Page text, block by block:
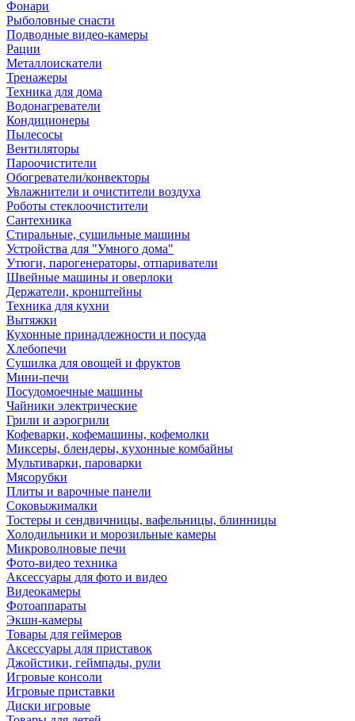
Фонари
Рыболовные снасти
Подводные видео-камеры
Рации
Металлоискатели
Тренажеры
Техника для дома
Водонагреватели
Кондиционеры
Пылесосы
Вентиляторы
Пароочистители
Обогреватели/конвекторы
Увлажнители и очистители воздуха
Роботы стеклоочистители
Сантехника
Стиральные, сушильные машины
Устройства для "Умного дома"
Утюги, парогенераторы, отпариватели
Швейные машины и оверлоки
Держатели, кронштейны
Техника для кухни
Вытяжки
Кухонные принадлежности и посуда
Хлебопечи
Сушилка для овощей и фруктов
Мини-печи
Посудомоечные машины
Чайники электрические
Грили и аэрогрили
Кофеварки, кофемашины, кофемолки
Миксеры, блендеры, кухонные комбайны
Мультиварки, пароварки
Мясорубки
Плиты и варочные панели
Соковыжималки
Тостеры и сендвичницы, вафельницы, блинницы
Холодильники и морозильные камеры
Микроволновые печи
Фото-видео техника
Аксессуары для фото и видео
Видеокамеры
Фотоаппараты
Экшн-камеры
Товары для геймеров
Аксессуары для приставок
Джойстики, геймпады, рули
Игровые консоли
Игровые приставки
Диски игровые